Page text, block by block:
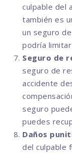
culpable del
también es
un seguro
podría
Seguro de
seguro de
accidente
seguro
puedes
Daños
del culpable